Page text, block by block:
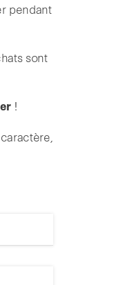
pendant
sont
!